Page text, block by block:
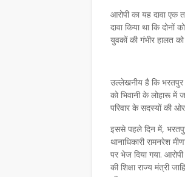
आरोपी का यह दावा एक
दावा किया था कि
युवकों की गंभीर हालत
उल्लेखनीय है कि
को भिवानी के लोहारू
परिवार के सदस्यों की
इससे पहले दिन में,
थानाधिकारी रामनरेश
पर भेज दिया गया.
की शिक्षा राज्य मंत्री